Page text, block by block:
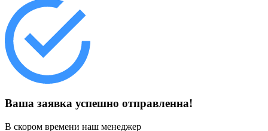
Ваша заявка успешно отправленна!
В скором времени наш менеджер